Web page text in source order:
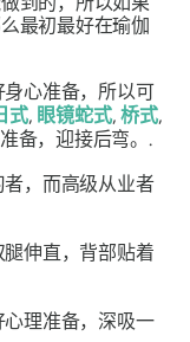
最初最好在瑜伽
心准备，所以可
式, 眼镜蛇式,桥式,
备，迎接后弯。.
，而高级从业者
伸直，背部贴着
理准备，深吸一